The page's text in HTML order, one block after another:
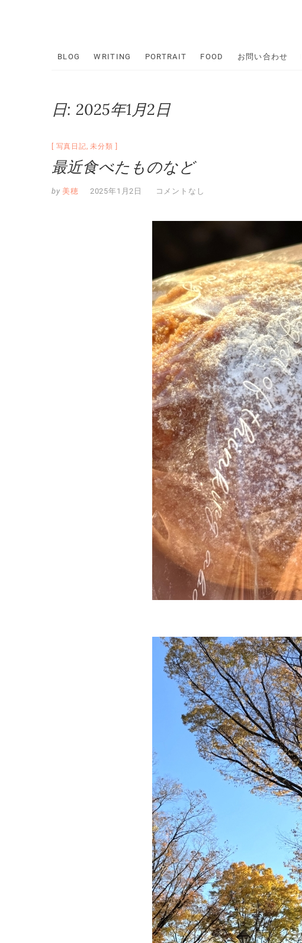
BLOG WRITING PORTRAIT FOOD お問い合わせ
日: 2025年1月2日
写真日記,未分類
最近食べたものなど
by 美穂 2025年1月2日 コメントなし